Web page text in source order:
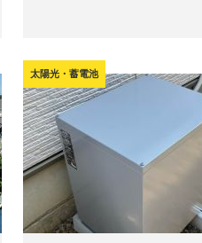
太陽光・蓄電池